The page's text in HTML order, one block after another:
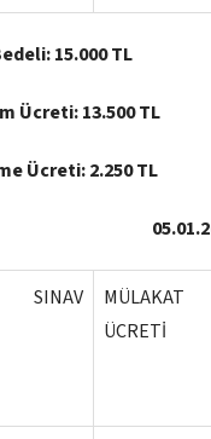
15.000 TL
Ücreti: 13.500 TL
Ücreti: 2.250 TL
SINAV
MÜLAKAT
ÜCRETİ